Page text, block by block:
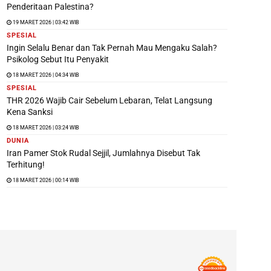
Penderitaan Palestina?
19 MARET 2026 | 03:42 WIB
SPESIAL
Ingin Selalu Benar dan Tak Pernah Mau Mengaku Salah?
Psikolog Sebut Itu Penyakit
18 MARET 2026 | 04:34 WIB
SPESIAL
THR 2026 Wajib Cair Sebelum Lebaran, Telat Langsung
Kena Sanksi
18 MARET 2026 | 03:24 WIB
DUNIA
Iran Pamer Stok Rudal Sejjil, Jumlahnya Disebut Tak
Terhitung!
18 MARET 2026 | 00:14 WIB